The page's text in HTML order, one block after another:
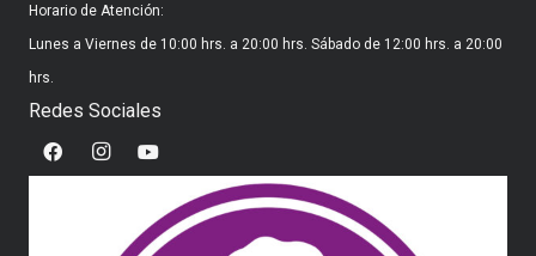
Horario de Atención:
Lunes a Viernes de 10:00 hrs. a 20:00 hrs. Sábado de 12:00 hrs. a 20:00
hrs.
Redes Sociales